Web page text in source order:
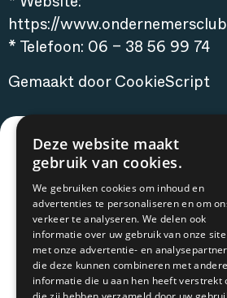
* Website:
https://
* Telefoon: 06 – 38 56 99 74
Gemaakt door CookieScript
Deze website maakt
gebruik van cookies.
We gebruiken cookies om inhoud en
advertenties te personaliseren en om
verkeer te analyseren. We delen ook
informatie over uw gebruik van onze site
met onze advertentie- en
die deze kunnen combineren met andere
informatie die u aan hen heeft verstrekt